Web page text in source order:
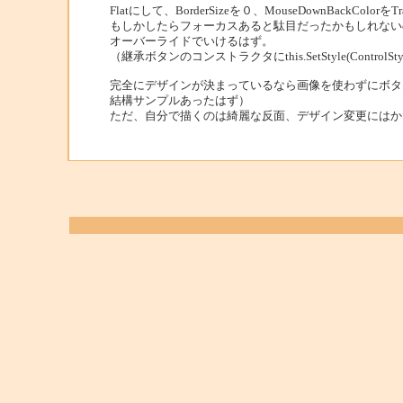
Flatにして、BorderSizeを０、MouseDownBackColorを
もしかしたらフォーカスあると駄目だったかもしれな
オーバーライドでいけるはず。
（継承ボタンのコンストラクタに
完全にデザインが決まっているなら画像を使わずにボ
結構サンプルあったはず）
ただ、自分で描くのは綺麗な反面、デザイン変更には